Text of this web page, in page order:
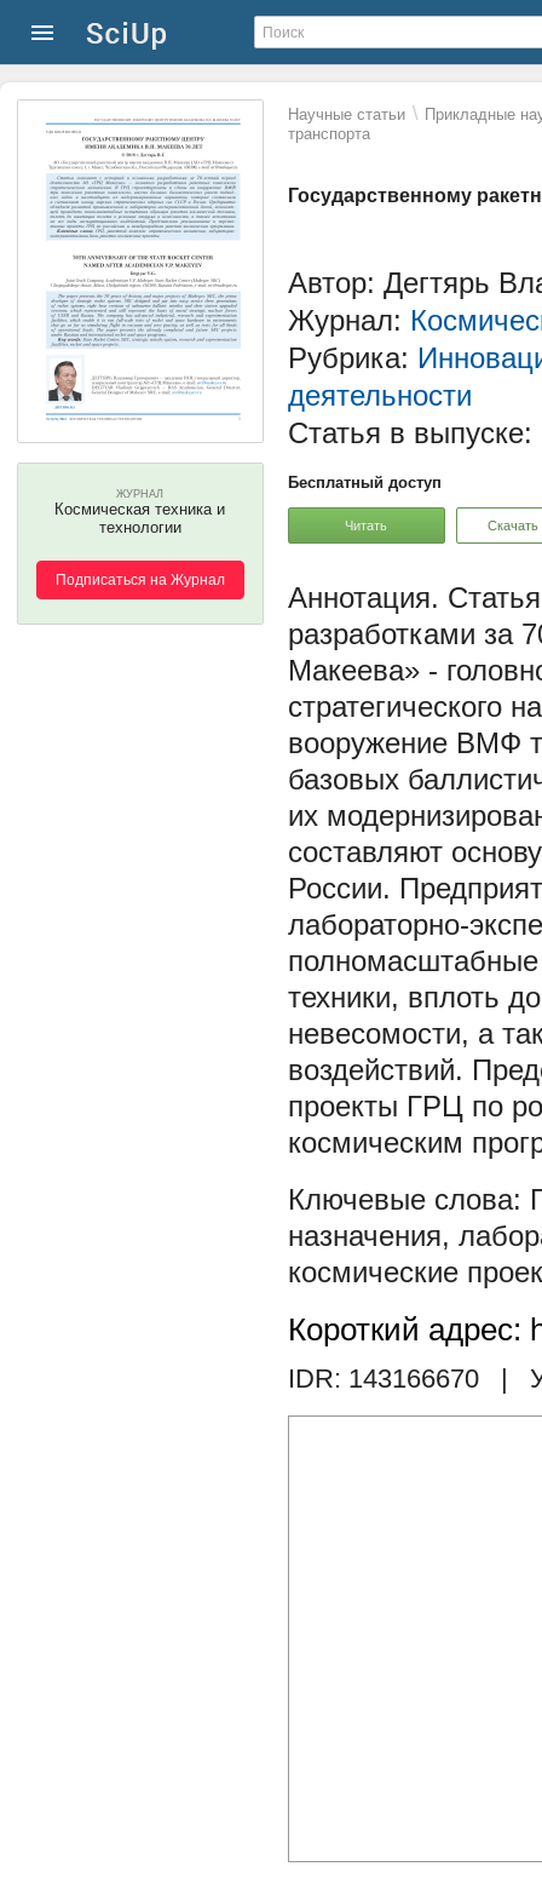
Научные статьи \ Прикладные
транспорта
Государственному
ЖУРНАЛ
Космическая техника и
технологии
Подписаться на Журнал
Автор: Дегтярь
Журнал:
Рубрика:
деятельности
Статья в выпуске:
Бесплатный доступ
Читать Скачать
разработками за
Макеева» -
стратегического
вооружение ВМФ
базовых
их
составляют
России.
лабораторно-
полномасштабные
техники, вплоть
невесомости, а
воздействий.
проекты ГРЦ по
космическим
назначения,
космические
Короткий адрес:
IDR: 143166670 |